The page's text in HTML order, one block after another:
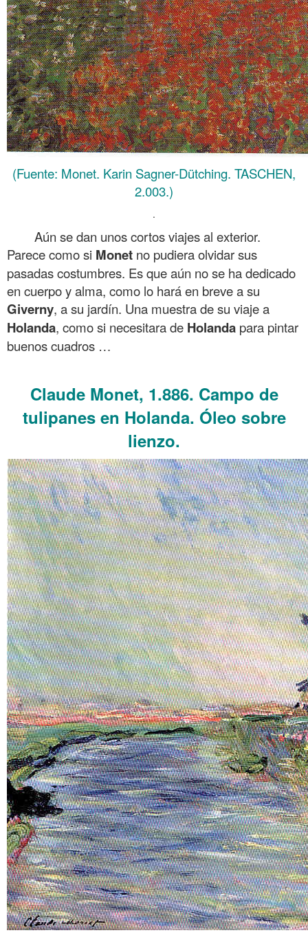
(Fuente: Monet. Karin Sagner-Dütching. TASCHEN,
2.003.)
.
Aún se dan unos cortos viajes al exterior.
Parece como si Monet no pudiera olvidar sus
pasadas costumbres. Es que aún no se ha dedicado
en cuerpo y alma, como lo hará en breve a su
Giverny, a su jardín. Una muestra de su viaje a
Holanda, como si necesitara de Holanda para pintar
buenos cuadros …
Claude Monet, 1.886. Campo de
tulipanes en Holanda. Óleo sobre
lienzo.